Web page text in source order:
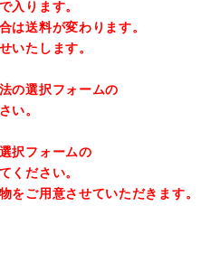
入ります。
は送料が変わります。
いたします。
の選択フォームの
い。
択フォームの
ください。
をご用意させていただきます。